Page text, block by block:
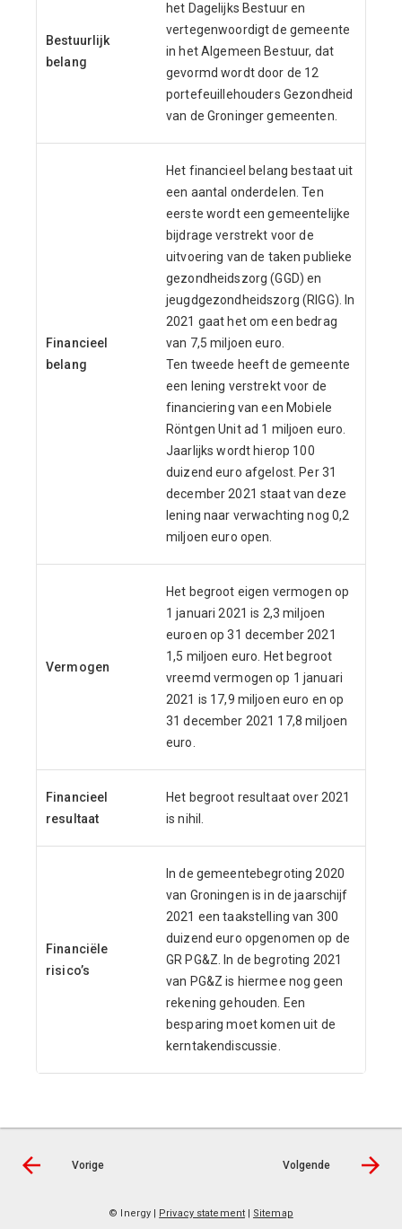
Bestuurlijk
belang
het Dagelijks Bestuur en
vertegenwoordigt de gemeente
in het Algemeen Bestuur, dat
gevormd wordt door de 12
portefeuillehouders Gezondheid
van de Groninger gemeenten.
Financieel
belang
Het financieel belang bestaat uit
een aantal onderdelen. Ten
eerste wordt een gemeentelijke
bijdrage verstrekt voor de
uitvoering van de taken publieke
gezondheidszorg (GGD) en
jeugdgezondheidszorg (RIGG). In
2021 gaat het om een bedrag
van 7,5 miljoen euro.
Ten tweede heeft de gemeente
een lening verstrekt voor de
financiering van een Mobiele
Röntgen Unit ad 1 miljoen euro.
Jaarlijks wordt hierop 100
duizend euro afgelost. Per 31
december 2021 staat van deze
lening naar verwachting nog 0,2
miljoen euro open.
Vermogen
Het begroot eigen vermogen op
1 januari 2021 is 2,3 miljoen
euroen op 31 december 2021
1,5 miljoen euro. Het begroot
vreemd vermogen op 1 januari
2021 is 17,9 miljoen euro en op
31 december 2021 17,8 miljoen
euro.
Financieel
resultaat
Het begroot resultaat over 2021
is nihil.
Financiële
risico’s
In de gemeentebegroting 2020
van Groningen is in de jaarschijf
2021 een taakstelling van 300
duizend euro opgenomen op de
GR PG&Z. In de begroting 2021
van PG&Z is hiermee nog geen
rekening gehouden. Een
besparing moet komen uit de
kerntakendiscussie.
Vorige Volgende
© Inergy | Privacy statement| Sitemap